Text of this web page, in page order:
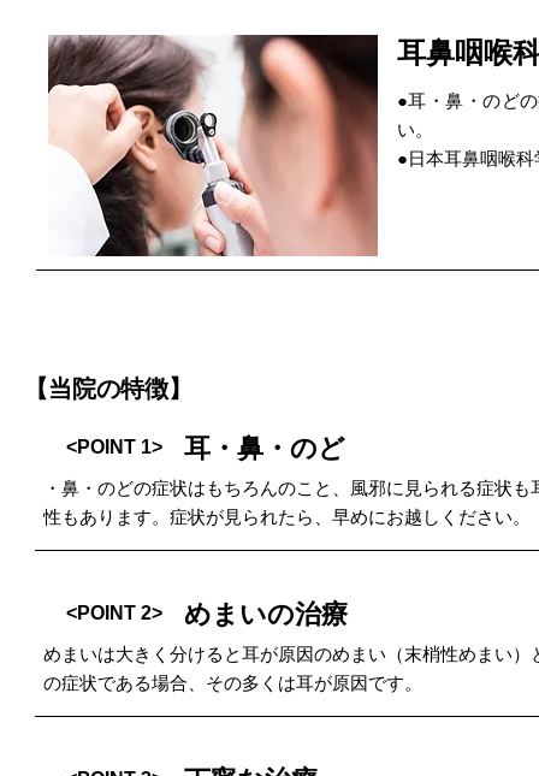
耳鼻咽喉
●耳・鼻・のど
い。
●日本耳鼻咽喉
【当院の特徴】
<POINT 1> 耳・鼻・のど
・鼻・のどの症状はもちろんのこと、風邪に見られる症状
性もあります。症状が見られたら、早めにお越しください。
<POINT 2> めまいの治療
めまいは大きく分けると耳が原因のめまい（末梢性めまい
の症状である場合、その多くは耳が原因です。